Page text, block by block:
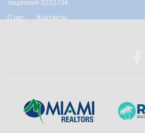
лицензия 3232734
О нас Контакты